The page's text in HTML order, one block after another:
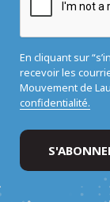
En cliquant sur
recevoir les
Mouvement de
confidentialité.